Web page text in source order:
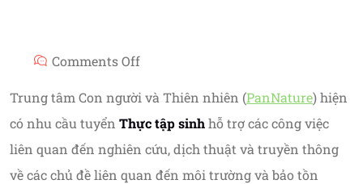
Comments Off
Trung tâm Con người và Thiên nhiên (PanNature) hiện
có nhu cầu tuyển Thực tập sinhhỗ trợ các công việc
liên quan đến nghiên cứu, dịch thuật và truyền thông
về các chủ đề liên quan đến môi trường và bảo tồn